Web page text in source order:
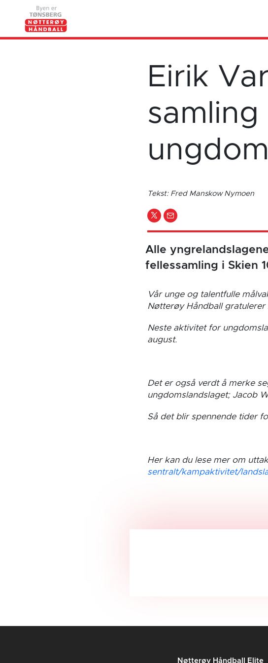
Eirik
samling
Tekst: Fred Manskow Nymoen
Alle
fellessamling i Skien
Vår unge og talentfulle
Nøtterøy Håndball
Neste aktivitet for
august.
Det er også verdt å merke
ungdomslandslaget; Jacob
Så det blir spennende tider
Her kan du lese mer om
sentralt/kampaktivitet/
Nøtterøy Håndball Elite